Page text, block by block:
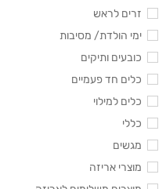
זרים לראש
ימי הולדת/ מסיבות
כובעים ותיקים
כלים חד פעמיים
כלים למילוי
כללי
מגשים
מוצרי אריזה